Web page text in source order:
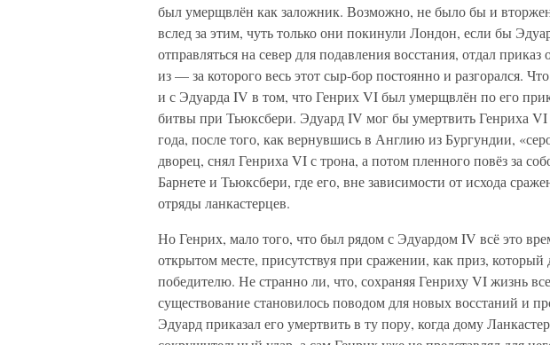
был умерщвлён как заложник. Возможно, не было бы и
вслед за этим, чуть только они покинули Лондон, если бы
отправляться на север для подавления восстания, отдал
из — за которого весь этот сыр-бор постоянно и разгорался.
и с Эдуарда IV в том, что Генрих VI был умерщвлён по его
битвы при Тьюксбери. Эдуард IV мог бы умертвить Генриха
года, после того, как вернувшись в Англию из Бургундии,
дворец, снял Генриха VI с трона, а потом пленного повёз за
Барнете и Тьюксбери, где его, вне зависимости от исхода
отряды ланкастерцев.
Но Генрих, мало того, что был рядом с Эдуардом IV всё это
открытом месте, присутствуя при сражении, как приз, который
победителю. Не странно ли, что, сохраняя Генриху VI жизнь
существование становилось поводом для новых восстаний и
Эдуард приказал его умертвить в ту пору, когда дому